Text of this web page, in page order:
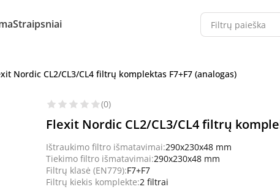
Straipsniai
Nordic CL2/CL3/CL4 filtrų komplektas F7+F7 (analogas)
(0)
Flexit Nordic CL2/CL3/CL4 filtrų
Ištraukimo filtro išmatavimai:290x230x48 mm
Tiekimo filtro išmatavimai:290x230x48 mm
Filtrų klasė (EN779):F7+F7
Filtrų kiekis komplekte:2 filtrai